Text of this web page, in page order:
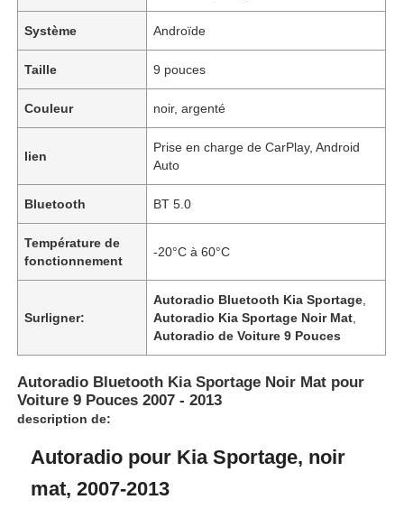
Système Androïde
Taille 9 pouces
Couleur noir, argenté
lien
Prise en charge de CarPlay, Android
Auto
Bluetooth BT 5.0
Température de
fonctionnement
-20°C à 60°C
Surligner:
Autoradio Bluetooth Kia Sportage
Autoradio Kia Sportage Noir Mat
Autoradio de Voiture 9 Pouces
Autoradio Bluetooth Kia Sportage Noir Mat pour
Voiture 9 Pouces 2007 - 2013
description de:
Autoradio pour Kia Sportage, noir
mat, 2007-2013